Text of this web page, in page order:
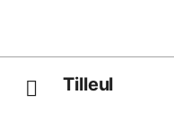
Tilleul